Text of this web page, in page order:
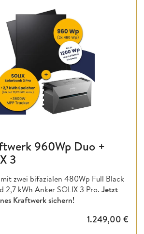
960Wp Duo +
3
zwei bifazialen 480Wp Full Black
2,7 kWh Anker SOLIX 3 Pro. Jetzt
Kraftwerk sichern!
1.249,00 €